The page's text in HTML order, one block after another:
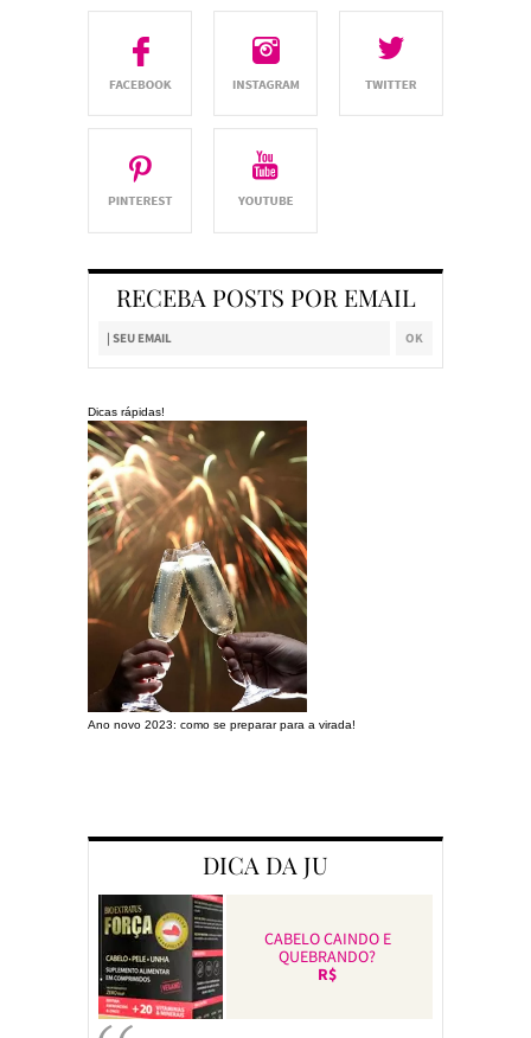
RECEBA POSTS POR EMAIL
Dicas rápidas!
Ano novo 2023: como se preparar para a virada!
DICA DA JU
CABELO CAINDO E
QUEBRANDO?
R$